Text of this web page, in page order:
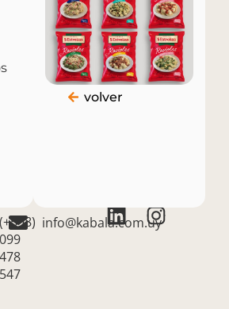
volver
(+598)
099
478
547
info@kabala.com.uy